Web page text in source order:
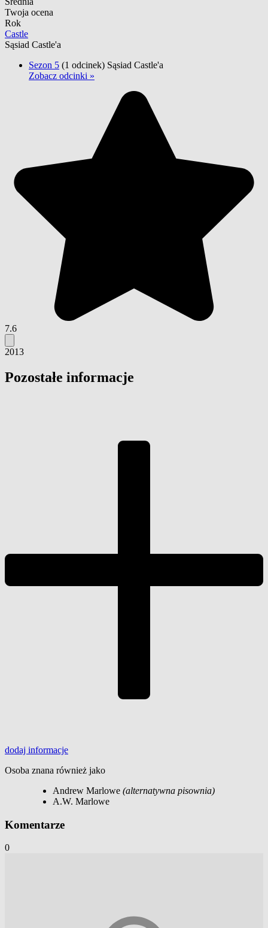
Twoja ocena
Rok
Castle
Sąsiad Castle'a
Sezon 5 (1 odcinek) Sąsiad Castle'a
Zobacz odcinki »
7.6
2013
Pozostałe informacje
dodaj informacje
Osoba znana również jako
Andrew Marlowe (alternatywna pisownia)
A.W. Marlowe
Komentarze
0